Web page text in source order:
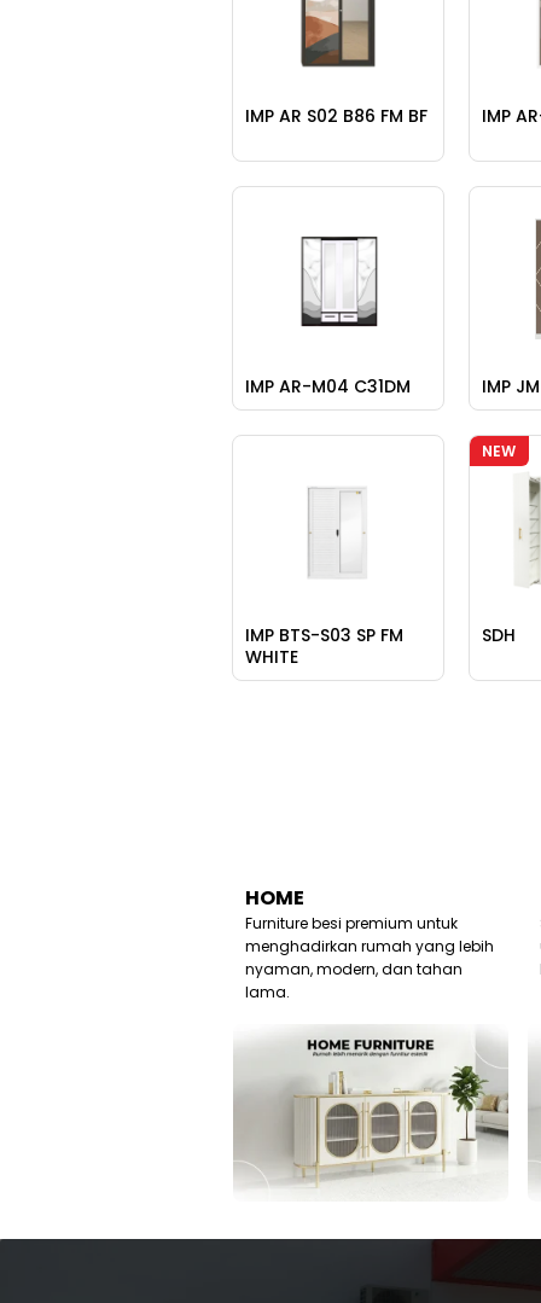
IMP AR S02 B86 FM BF IMP
IMP AR-M04 C31DM IMP
IMP BTS-S03 SP FM
WHITE
NEW
SDH
HOME
Furniture besi premium untuk
menghadirkan rumah yang lebih
nyaman, modern, dan tahan
lama.